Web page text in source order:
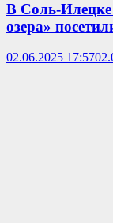
В Соль-
озера»
02.06.2025 17:57